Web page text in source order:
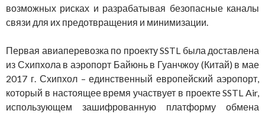
возможных рисках и разрабатывая безопасные каналы
связи для их предотвращения и минимизации.
Первая авиаперевозка по проекту SSTL была доставлена
из Схипхола в аэропорт Байюнь в Гуанчжоу (Китай) в мае
2017 г. Схипхол – единственный европейский аэропорт,
который в настоящее время участвует в проекте SSTL Air,
использующем зашифрованную платформу обмена